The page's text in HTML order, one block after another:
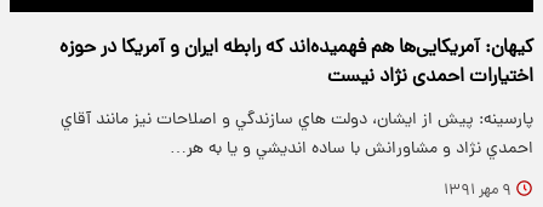
کیهان: آمریکایی‌ها هم فهمیده‌اند که رابطه ایران و آمریکا در حوزه
اختیارات احمدی­ نژاد نیست
پارسینه: پيش از ايشان، دولت هاي سازندگي و اصلاحات نيز مانند آقاي
احمدي نژاد و مشاورانش با ساده انديشي و يا به هر…
۹ مهر ۱۳۹۱